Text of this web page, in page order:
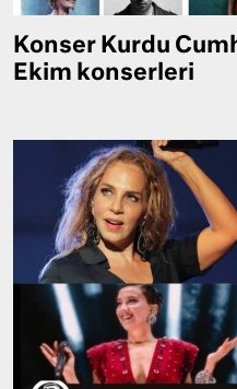
Konser Kurdu
Ekim konserleri